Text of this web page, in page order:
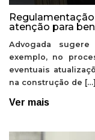
atenção para
Advogada
exemplo, no
eventuais
na construção de […]
Ver mais